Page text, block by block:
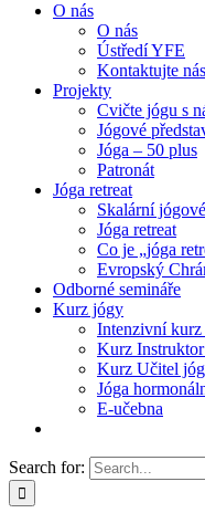
O nás
O nás
Ústředí YFE
Kontaktujte nás
Projekty
Cvičte jógu s
Jógové
Jóga – 50 plus
Patronát
Jóga retreat
Skalární
Jóga retreat
Co je „jóga
Evropský
Odborné semináře
Kurz jógy
Intenzivní kurz
Kurz
Kurz Učitel
Jóga
E-učebna
Search for: